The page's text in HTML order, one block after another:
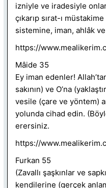
izniyle ve iradesiyle
çıkarıp sırat-ı
sistemine, iman, ahlâk
https://
Mâide 35
Ey iman edenler!
sakının) ve O’na
vesile (çare ve yöntem)
yolunda cihad edin.
erersiniz.
https://
Furkan 55
(Zavallı şaşkınlar ve
kendilerine (gerçek